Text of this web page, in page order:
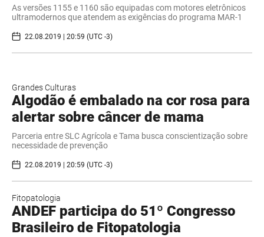
As versões 1155 e 1160 são equipadas com motores eletrônicos
ultramodernos que atendem as exigências do programa MAR-1
22.08.2019 | 20:59 (UTC -3)
Grandes Culturas
Algodão é embalado na cor rosa para
alertar sobre câncer de mama
Parceria entre SLC Agrícola e Tama busca conscientização sobre
necessidade de prevenção
22.08.2019 | 20:59 (UTC -3)
Fitopatologia
ANDEF participa do 51º Congresso
Brasileiro de Fitopatologia